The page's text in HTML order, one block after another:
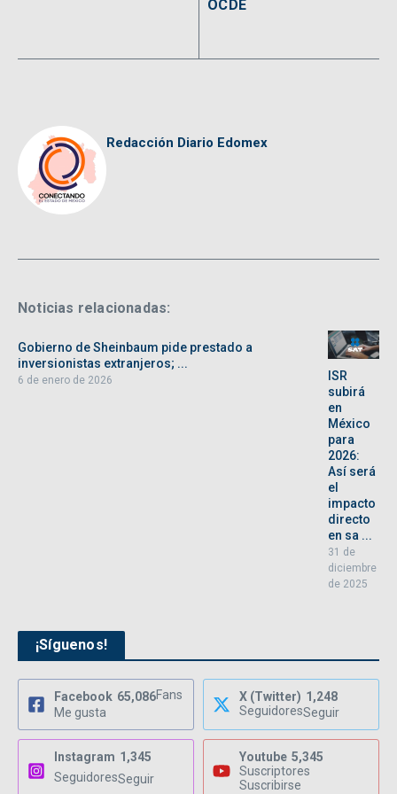
OCDE
Redacción Diario Edomex
Noticias relacionadas:
Gobierno de Sheinbaum pide prestado a
inversionistas extranjeros; ...
6 de enero de 2026
ISR
subirá
en
México
para
2026:
Así será
el
impacto
directo
en sa ...
31 de
diciembre
de 2025
¡Síguenos!
Facebook 65,086Fans
Me gusta
X (Twitter) 1,248
SeguidoresSeguir
Instagram 1,345
SeguidoresSeguir
Youtube 5,345
Suscriptores
Suscribirse